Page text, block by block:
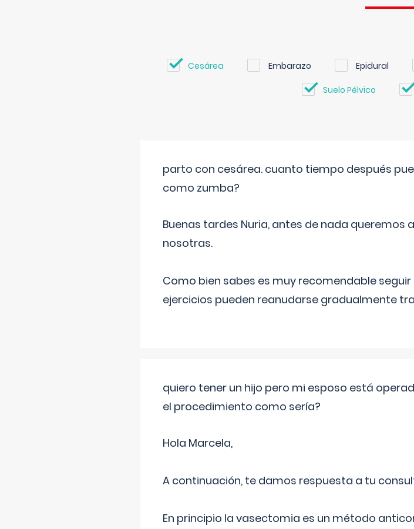
Cesárea Embarazo Epidural
Suelo Pélvico
parto con cesárea. cuanto tiempo después
como zumba?
Buenas tardes Nuria, antes de nada
nosotras.
Como bien sabes es muy recomendable
ejercicios pueden reanudarse gradualmente
quiero tener un hijo pero mi esposo está
el procedimiento como sería?
Hola Marcela,
A continuación, te damos respuesta a tu
En principio la vasectomia es un método